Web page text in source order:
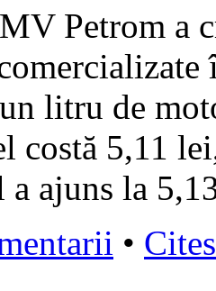
Petrom a
litru de
costă 5,11
a ajuns la
•